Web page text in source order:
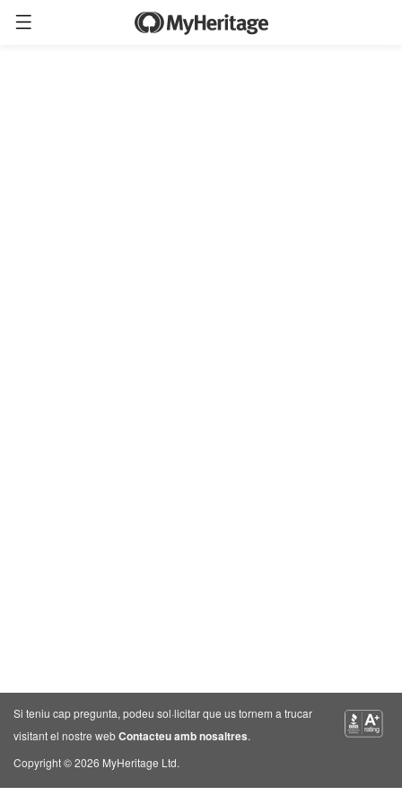
Si teniu cap pregunta, podeu sol·licitar que us tornem a trucar
visitant el nostre webContacteu amb nosaltres.
Copyright © 2026 MyHeritage Ltd.